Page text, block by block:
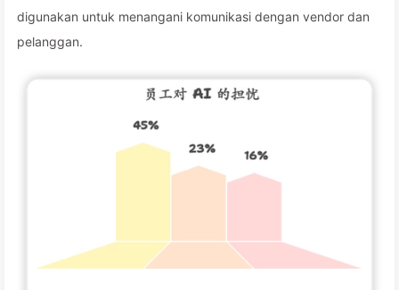
digunakan untuk menangani komunikasi dengan vendor dan
pelanggan.